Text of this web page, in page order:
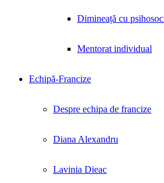
Dimineață cu
Mentorat individual
Echipă-Francize
Despre echipa de francize
Diana Alexandru
Lavinia Dieac